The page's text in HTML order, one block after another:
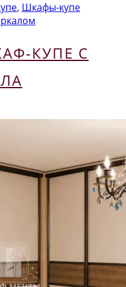
, Шкафы-купе
КУПЕ С